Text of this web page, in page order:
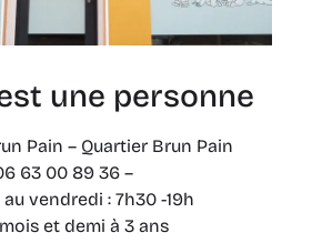
une personne
Pain – Quartier Brun Pain
63 00 89 36 –
vendredi : 7h30 -19h
et demi à 3 ans